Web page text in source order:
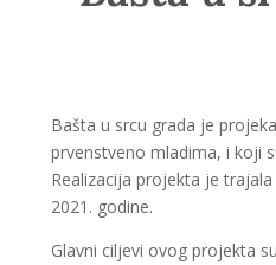
Bašta u srcu grada je
prvenstveno mladima, i koji
Realizacija projekta je
2021. godine.
Glavni ciljevi ovog projekta